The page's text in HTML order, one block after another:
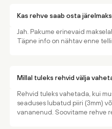
Kas rehve saab osta
Jah. Pakume erinevaid
Täpne info on nähtav enne
Millal tuleks rehvid välja
Rehvid tuleks vahetada, kui
seaduses lubatud piiri (3mm)
vananenud. Soovitame rehve